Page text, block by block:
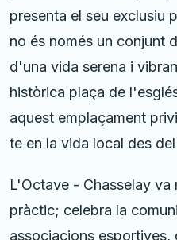
presenta el seu exclusiu
no és només un conjunt
d'una vida serena i
històrica plaça de
aquest emplaçament
te en la vida local des
L'Octave - Chasselay va
pràctic; celebra la
associacions esportives,